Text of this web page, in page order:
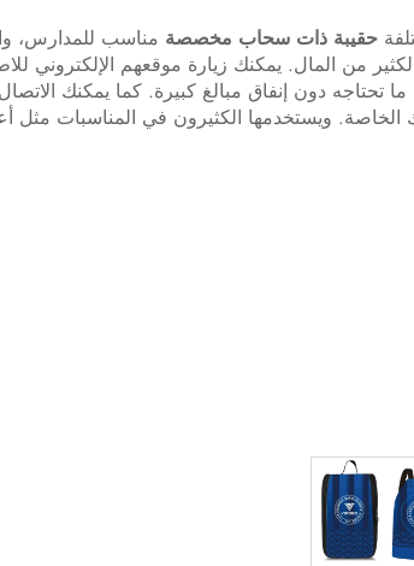
حقيبة ذات سحاب مخصصة مناسب للمدارس،
من المال. يمكنك زيارة موقعهم الإلكتروني
دون إنفاق مبالغ كبيرة. كما يمكنك
الخاصة. ويستخدمها الكثيرون في المناسبات مثل